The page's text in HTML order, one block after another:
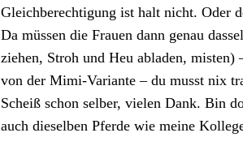
Gleichberechtigung ist halt nicht. Oder
Da müssen die Frauen dann genau
ziehen, Stroh und Heu abladen,
von der Mimi-Variante – du musst nix
Scheiß schon selber, vielen Dank. Bin
auch dieselben Pferde wie meine